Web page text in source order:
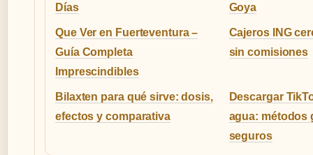
Días
Goya
Que Ver en Fuerteventura –
Guía Completa
Imprescindibles
Cajeros ING
sin comisiones
Bilaxten para qué sirve: dosis,
efectos y comparativa
Descargar
agua: métodos
seguros